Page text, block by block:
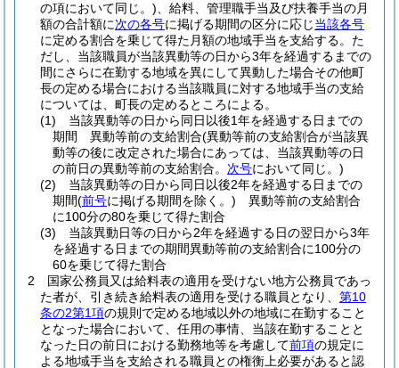
の項において同じ。) 、給料、管理職手当及び扶養手当の月
額の合計額に次の各号に掲げる期間の区分に応じ当該各号
に定める割合を乗じて得た月額の地域手当を支給する。 た
だし、当該職員が当該異動等の日から3年を経過するまでの
間にさらに在勤する地域を異にして異動した場合その他町
長の定める場合における当該職員に対する地域手当の支給
については、町長の定めるところによる。
(1)
当該異動等の日から同日以後1年を経過する日までの
期間 異動等前の支給割合(異動等前の支給割合が当該異
動等の後に改定された場合にあっては、当該異動等の日
の前日の異動等前の支給割合。 次号において同じ。)
(2)
当該異動等の日から同日以後2年を経過する日までの
期間(前号に掲げる期間を除く。) 異動等前の支給割合
に100分の80を乗じて得た割合
(3)
当該異動日等の日から2年を経過する日の翌日から3年
を経過する日までの期間異動等前の支給割合に100分の
60を乗じて得た割合
2
国家公務員又は給料表の適用を受けない地方公務員であっ
た者が、引き続き給料表の適用を受ける職員となり、 第10
条の2第1項の規則で定める地域以外の地域に在勤すること
となった場合において、任用の事情、当該在勤することと
なった日の前日における勤務地等を考慮して前項の規定に
よる地域手当を支給される職員との権衡上必要があると認